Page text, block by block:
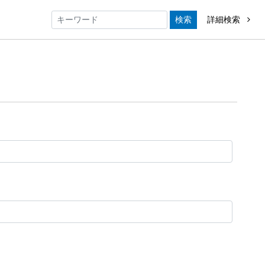
検索 詳細検索